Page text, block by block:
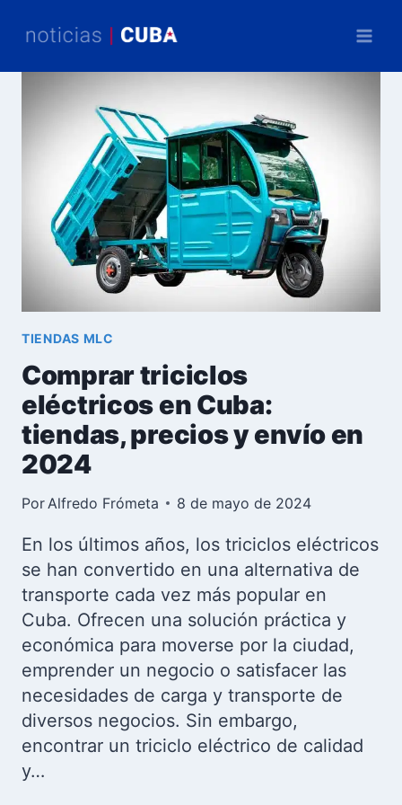
TIENDAS MLC
Comprar triciclos
eléctricos en Cuba:
tiendas, precios y envío en
2024
Por Alfredo Frómeta 8 de mayo de 2024
En los últimos años, los triciclos eléctricos
se han convertido en una alternativa de
transporte cada vez más popular en
Cuba. Ofrecen una solución práctica y
económica para moverse por la ciudad,
emprender un negocio o satisfacer las
necesidades de carga y transporte de
diversos negocios. Sin embargo,
encontrar un triciclo eléctrico de calidad
y…